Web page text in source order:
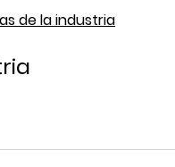
de la industria